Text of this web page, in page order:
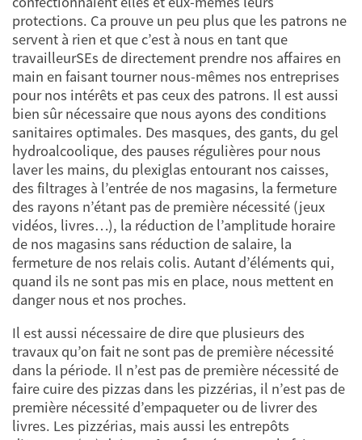
protections. Ca prouve un peu plus que les patrons ne
servent à rien et que c’est à nous en tant que
travailleurSEs de directement prendre nos affaires en
main en faisant tourner nous-mêmes nos entreprises
pour nos intérêts et pas ceux des patrons. Il est aussi
bien sûr nécessaire que nous ayons des conditions
sanitaires optimales. Des masques, des gants, du gel
hydroalcoolique, des pauses régulières pour nous
laver les mains, du plexiglas entourant nos caisses,
des filtrages à l’entrée de nos magasins, la fermeture
des rayons n’étant pas de première nécessité (jeux
vidéos, livres…), la réduction de l’amplitude horaire
de nos magasins sans réduction de salaire, la
fermeture de nos relais colis. Autant d’éléments qui,
quand ils ne sont pas mis en place, nous mettent en
danger nous et nos proches.
Il est aussi nécessaire de dire que plusieurs des
travaux qu’on fait ne sont pas de première nécessité
dans la période. Il n’est pas de première nécessité de
faire cuire des pizzas dans les pizzérias, il n’est pas de
première nécessité d’empaqueter ou de livrer des
livres. Les pizzérias, mais aussi les entrepôts